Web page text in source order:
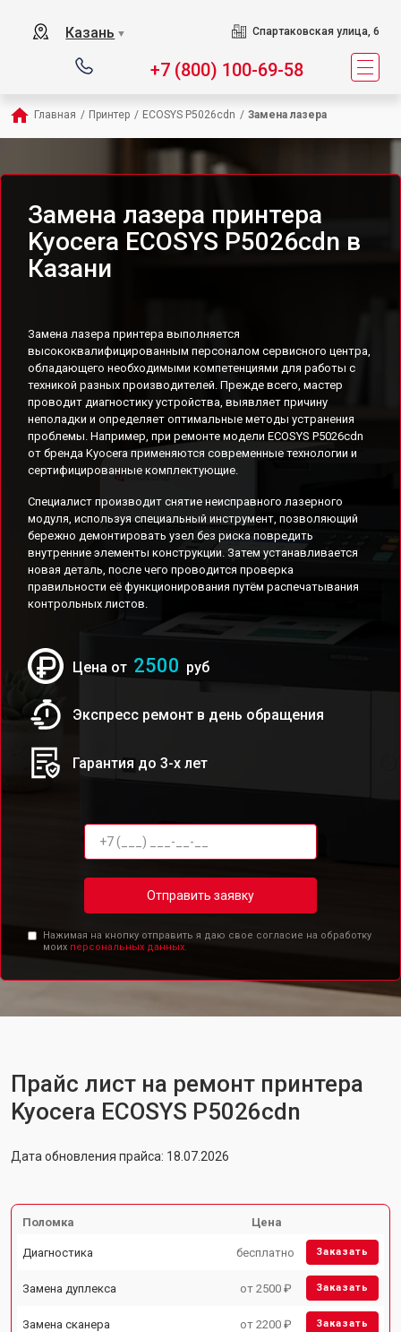
Казань ▼ Спартаковская улица, 6
+7 (800) 100-69-58
Главная / Принтер / ECOSYS P5026cdn / Замена лазера
Замена лазера принтера
Kyocera ECOSYS P5026cdn в
Казани
Замена лазера принтера выполняется
высококвалифицированным персоналом сервисного центра,
обладающего необходимыми компетенциями для работы с
техникой разных производителей. Прежде всего, мастер
проводит диагностику устройства, выявляет причину
неполадки и определяет оптимальные методы устранения
проблемы. Например, при ремонте модели ECOSYS P5026cdn
от бренда Kyocera применяются современные технологии и
сертифицированные комплектующие.
Специалист производит снятие неисправного лазерного
модуля, используя специальный инструмент, позволяющий
бережно демонтировать узел без риска повредить
внутренние элементы конструкции. Затем устанавливается
новая деталь, после чего проводится проверка
правильности её функционирования путём распечатывания
контрольных листов.
Цена от 2500 руб
Экспресс ремонт в день обращения
Гарантия до 3-х лет
Отправить заявку
Нажимая на кнопку отправить я даю свое согласие на обработку
моих персональных данных.
Прайс лист на ремонт принтера
Kyocera ECOSYS P5026cdn
Дата обновления прайса: 18.07.2026
Поломка Цена
Диагностика бесплатно Заказать
Замена дуплекса от 2500 ₽ Заказать
Замена сканера от 2200 ₽ Заказать